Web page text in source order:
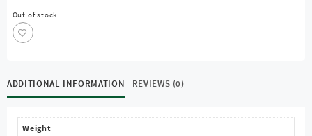
Out of stock
ADDITIONAL INFORMATION REVIEWS (0)
Weight